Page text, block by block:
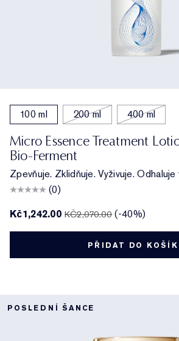
100 ml 200 ml 400 ml
Micro Essence Treatment
Bio-Ferment
Zpevňuje. Zklidňuje. Vyživuje.
(0)
Kč1,242.00KČ2,070.00 (-40%)
PŘIDAT DO
POSLEDNÍ ŠANCE